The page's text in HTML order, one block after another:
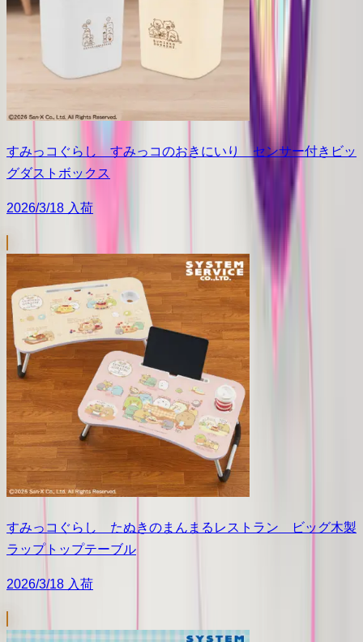
すみっコぐらし すみっコのおきにいり センサー付きビッ
グダストボックス
2026/3/18 入荷
すみっコぐらし たぬきのまんまるレストラン ビッグ木製
ラップトップテーブル
2026/3/18 入荷